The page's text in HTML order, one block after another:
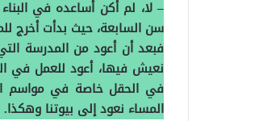
– لا، لم أكن أساعده في
سن السابعة، حيث بدأت أخرج
فبعد أن أعود من المدرسة
نعيش فيها، أعود للعمل في
في الحقل خاصة في مواسم
المساء نعود إلى بيوتنا وهكذا.